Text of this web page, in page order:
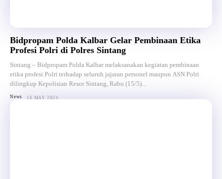
Bidpropam Polda Kalbar Gelar Pembinaan Etika
Profesi Polri di Polres Sintang
Sintang – Bidpropam Polda Kalbar melaksanakan kegiatan pembinaan
etika profesi Polri terhadap seluruh jajaran personel maupun ASN Polri
dilingkup Kepolisian Resor Sintang, Rabu (15/5)...
News 16 MAY 2024